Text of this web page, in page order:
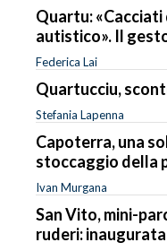
Quartu: «Cacciati
autistico». Il
Federica Lai
Quartucciu,
Stefania Lapenna
Capoterra, una
stoccaggio della
Ivan Murgana
San Vito, mini-
ruderi: